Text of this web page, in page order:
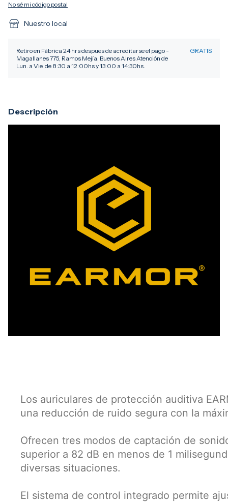
No sé mi código postal
Nuestro local
Retiro en Fábrica 24 hrs despues de acreditarse el pago -
Magallanes 775, Ramos Mejía, Buenos Aires Atención de
Lun. a Vie. de 8:30 a 12:00hs y 13:00 a 14:30hs.
GRATIS
Descripción
Los auriculares de protección auditiva
una reducción de ruido segura con la
Ofrecen tres modos de captación de
superior a 82 dB en menos de 1
diversas situaciones.
El sistema de control integrado permite